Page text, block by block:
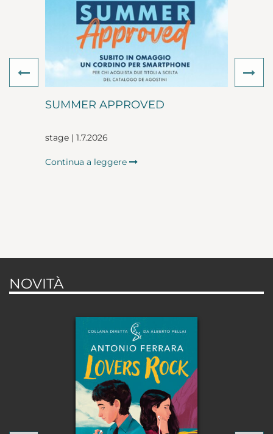
SUMMER APPROVED
stage | 1.7.2026
Continua a leggere
Previous
NOVITÀ